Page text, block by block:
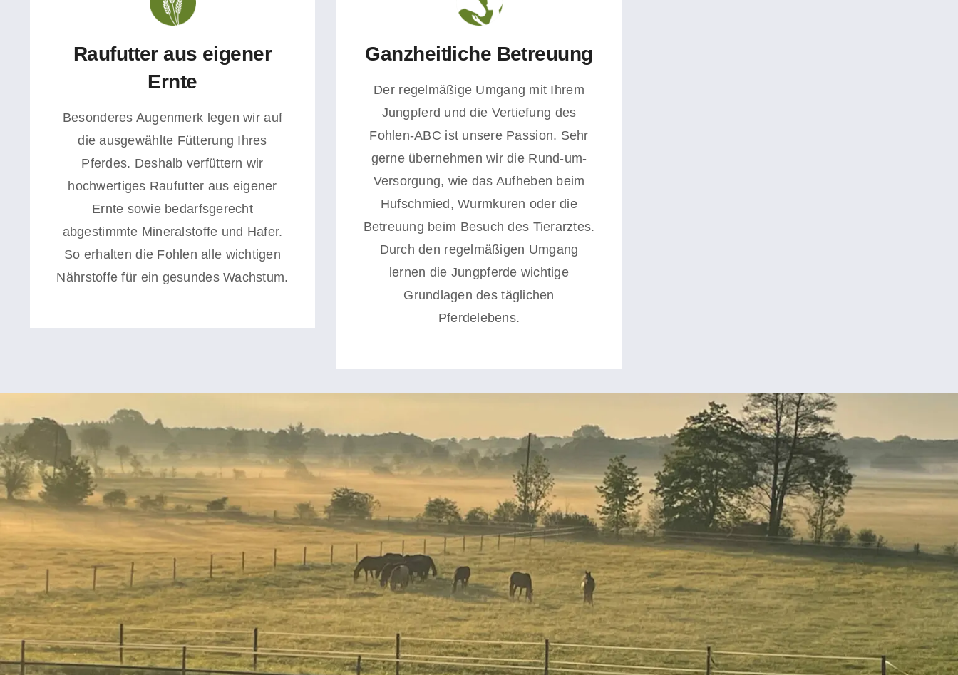
Raufutter aus eigener
Ernte
Besonderes Augenmerk legen wir auf
die ausgewählte Fütterung Ihres
Pferdes. Deshalb verfüttern wir
hochwertiges Raufutter aus eigener
Ernte sowie bedarfsgerecht
abgestimmte Mineralstoffe und Hafer.
So erhalten die Fohlen alle wichtigen
Nährstoffe für ein gesundes Wachstum.
Ganzheitliche Betreuung
Der regelmäßige Umgang mit Ihrem
Jungpferd und die Vertiefung des
Fohlen-ABC ist unsere Passion. Sehr
gerne übernehmen wir die Rund-um-
Versorgung, wie das Aufheben beim
Hufschmied, Wurmkuren oder die
Betreuung beim Besuch des Tierarztes.
Durch den regelmäßigen Umgang
lernen die Jungpferde wichtige
Grundlagen des täglichen
Pferdelebens.